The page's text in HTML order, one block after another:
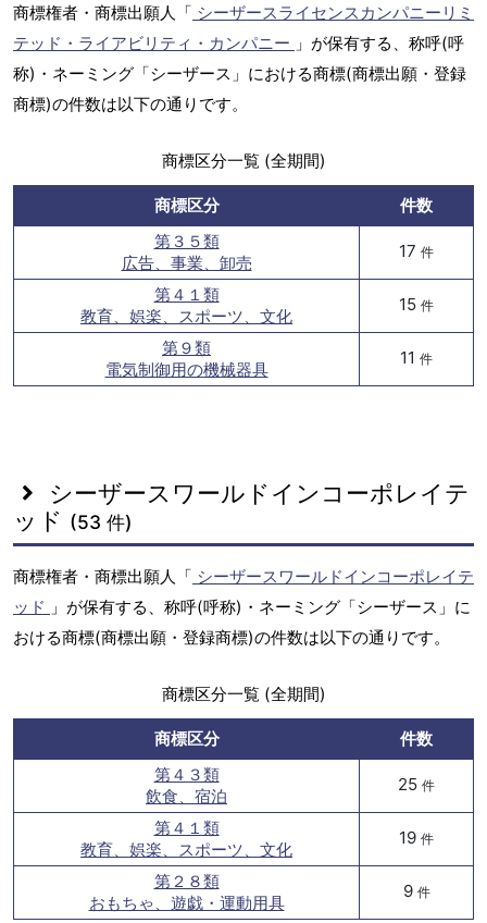
商標権者・商標出願人「 シーザースライセンスカンパニーリミ
テッド・ライアビリティ・カンパニー 」が保有する、称呼(呼
称)・ネーミング「シーザース」における商標(商標出願・登録
商標)の件数は以下の通りです。
商標区分一覧 (全期間)
商標区分
件数
第３５類
広告、事業、卸売
17 件
第４１類
教育、娯楽、スポーツ、文化
15 件
第９類
電気制御用の機械器具
11 件
シーザースワールドインコーポレイテ
ッド (53 件)
商標権者・商標出願人「 シーザースワールドインコーポレイテ
ッド 」が保有する、称呼(呼称)・ネーミング「シーザース」に
おける商標(商標出願・登録商標)の件数は以下の通りです。
商標区分一覧 (全期間)
商標区分
件数
第４３類
飲食、宿泊
25 件
第４１類
教育、娯楽、スポーツ、文化
19 件
第２８類
おもちゃ、遊戯・運動用具
9 件